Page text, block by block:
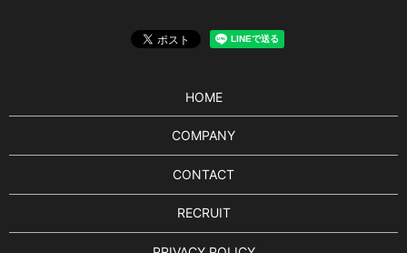
HOME
COMPANY
CONTACT
RECRUIT